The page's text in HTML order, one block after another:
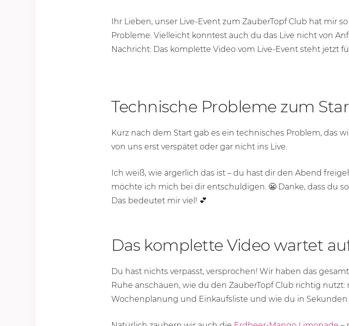
Ihr Lieben, unser Live-Event zum ZauberTopf Club hat mir
Probleme. Vielleicht konntest auch du das Live nicht von
Nachricht: Das komplette Video vom Live-Event steht jetzt
Technische Probleme zum
Kurz nach dem Start gab es ein technisches Problem, das
von uns erst verspätet oder gar nicht ins Live.
Ich weiß, wie ärgerlich das ist – du hast dir den Abend
möchte ich mich bei dir entschuldigen. 😬 Danke, dass du
Das bedeutet mir viel! 💕
Das komplette Video wartet
Du hast nichts verpasst, versprochen! Wir haben das
Ruhe anschauen, wie du den ZauberTopf Club richtig
Wochenplanung und Einkaufsliste und wie du in